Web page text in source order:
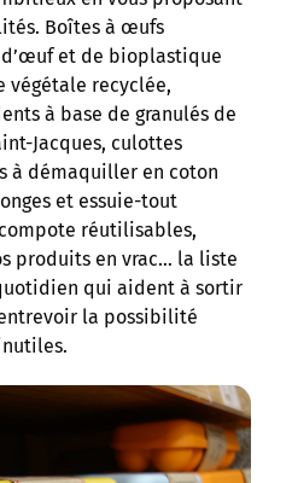
Boîtes à œufs
et de bioplastique
végétale recyclée,
à base de granulés de
Jacques, culottes
à démaquiller en coton
et essuie-tout
réutilisables,
produits en vrac… la liste
qui aident à sortir
la possibilité